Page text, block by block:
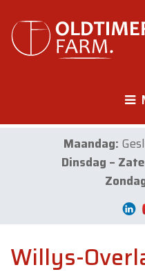
Maandag:
Dinsdag –
Willys-